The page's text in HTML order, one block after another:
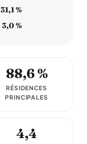
31,1 %
3,0 %
88,6 %
RÉSIDENCES
PRINCIPALES
4,4